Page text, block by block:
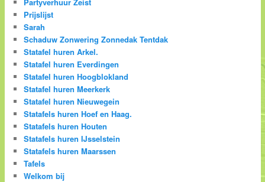
Prijslijst
Sarah
Schaduw Zonwering Zonnedak Tentdak
Statafel huren Arkel.
Statafel huren Everdingen
Statafel huren Hoogblokland
Statafel huren Meerkerk
Statafel huren Nieuwegein
Statafels huren Hoef en Haag.
Statafels huren Houten
Statafels huren IJsselstein
Statafels huren Maarssen
Tafels
Welkom bij